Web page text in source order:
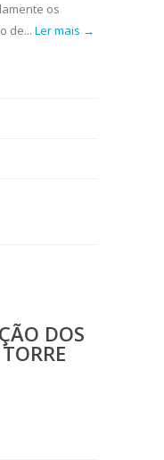
os
de... Ler mais →
DOS